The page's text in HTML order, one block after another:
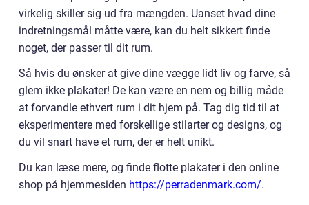
virkelig skiller sig ud fra mængden. Uanset hvad dine
indretningsmål måtte være, kan du helt sikkert finde
noget, der passer til dit rum.
Så hvis du ønsker at give dine vægge lidt liv og farve, så
glem ikke plakater! De kan være en nem og billig måde
at forvandle ethvert rum i dit hjem på. Tag dig tid til at
eksperimentere med forskellige stilarter og designs, og
du vil snart have et rum, der er helt unikt.
Du kan læse mere, og finde flotte plakater i den online
shop på hjemmesiden https://perradenmark.com/.